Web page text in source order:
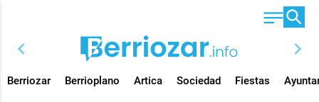
chevron_left chevron_right
Berriozar Berrioplano Artica Sociedad Fiestas